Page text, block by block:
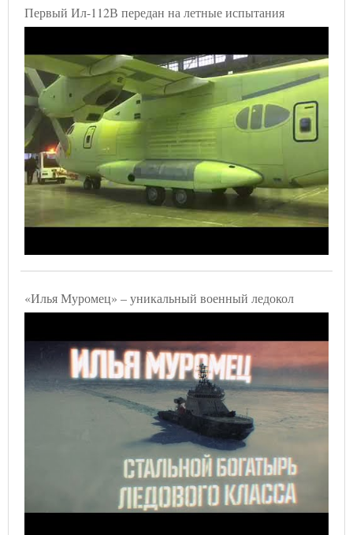
Первый Ил-112В передан на летные испытания
«Илья Муромец» – уникальный военный ледокол